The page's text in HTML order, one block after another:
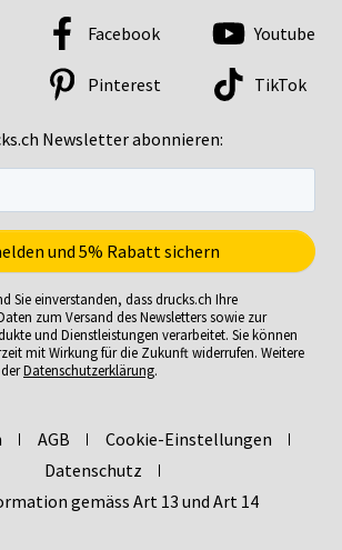
Newsletter abonnieren:
Facebook Youtube
Pinterest TikTok
Sie einverstanden, dass drucks.ch Ihre
zum Versand des Newsletters sowie zur
und Dienstleistungen verarbeitet. Sie können
mit Wirkung für die Zukunft widerrufen. Weitere
Datenschutzerklärung.
AGB
Cookie-Einstellungen
Datenschutz
gemäss Art 13 und Art 14